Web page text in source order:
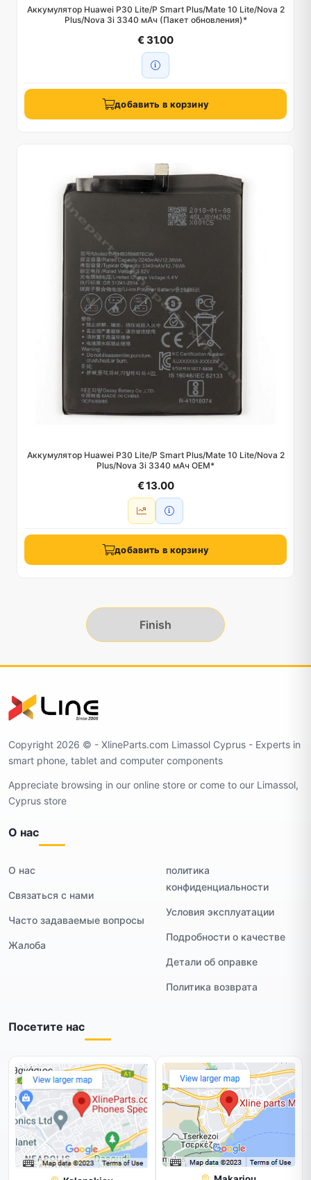
Аккумулятор Huawei P30 Lite/P Smart Plus/Mate 10 Lite/Nova 2
Plus/Nova 3i 3340 мАч (Пакет обновления)*
€ 31.00
добавить в корзину
Аккумулятор Huawei P30 Lite/P Smart Plus/Mate 10 Lite/Nova 2
Plus/Nova 3i 3340 мАч OEM*
€ 13.00
добавить в корзину
Finish
Copyright 2026 ©️ - XlineParts.com Limassol Cyprus - Experts in
smart phone, tablet and computer components
Appreciate browsing in our online store or come to our Limassol,
Cyprus store
О нас
О нас
Связаться с нами
Часто задаваемые вопросы
Жалоба
политика
конфиденциальности
Условия эксплуатации
Подробности о качестве
Детали об оправке
Политика возврата
Посетите нас